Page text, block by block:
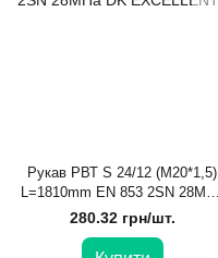
Рукав РВТ S 24/12 (М20*1,5)
L=1810mm EN 853 2SN 28МПа
DK EXCELLENT
280.32 грн/шт.